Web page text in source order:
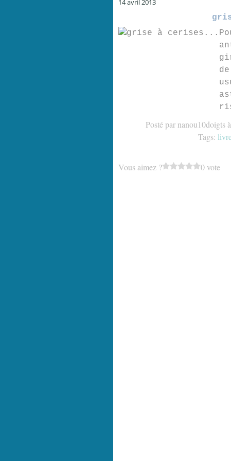
14 avril 2013
Posté par nanou10doigts
Tags:
Vous aimez ? 0 vote